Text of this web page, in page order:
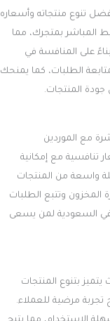
تنوع منتجاته وأسعاره
المباشر بمتجرك، مما
على المنافسة في
الطلبات، كما يمنحك
جودة المنتجات.
مع الموردين
تنافسية مع إمكانية
واسعة من المنتجات
المخزون وتتبع الطلبات
في السعودية لمن يسعى
بتنوع المنتجات
تجربة مرضية للعملاء.